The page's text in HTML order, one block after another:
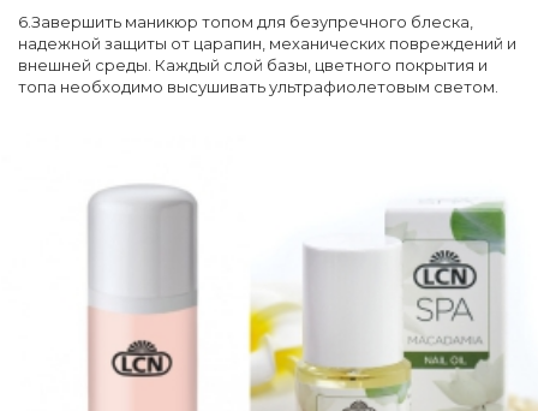
6.Завершить маникюр топом для безупречного блеска,
надежной защиты от царапин, механических повреждений и
внешней среды. Каждый слой базы, цветного покрытия и
топа необходимо высушивать ультрафиолетовым светом.